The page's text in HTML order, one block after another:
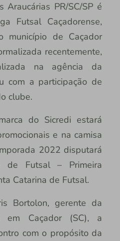
PR/SC/SP é
Futsal Caçadorense,
de Caçador
recentemente,
na agência da
com a participação de
clube.
do Sicredi estará
e na camisa
2022 disputará
de Futsal – Primeira
Catarina de Futsal.
Bortolon, gerente da
em Caçador (SC), a
com o propósito da